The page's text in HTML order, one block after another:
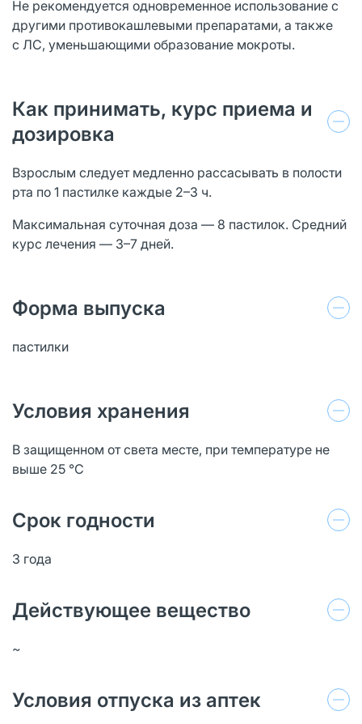
Не рекомендуется одновременное использование с
другими противокашлевыми препаратами, а также
с ЛС, уменьшающими образование мокроты.
Как принимать, курс приема и
дозировка
Взрослым следует медленно рассасывать в полости
рта по 1 пастилке каждые 2–3 ч.
Максимальная суточная доза — 8 пастилок. Средний
курс лечения — 3–7 дней.
Форма выпуска
пастилки
Условия хранения
В защищенном от света месте, при температуре не
выше 25 °C
Срок годности
3 года
Действующее вещество
~
Условия отпуска из аптек